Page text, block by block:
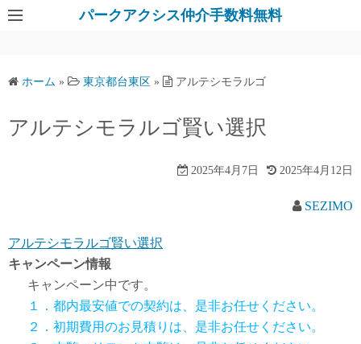
パークアクシス仲介手数料無料
ホーム » 東京都台東区 » アルテシモラルゴ
アルテシモラルゴ賢い選択
2025年4月7日 2025年4月12日
SEZIMO
アルテシモラルゴ賢い選択
キャンペーン情報
キャンペーン中です。
１．都内最安値での契約は、是非お任せください。
２．初期費用のお見積りは、是非お任せください。